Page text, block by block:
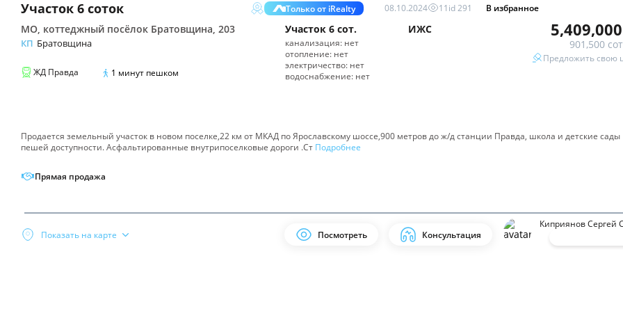
Участок 6 соток
МО, коттеджный посёлок Братовщина, 203
КП Братовщина
ЖД Правда 1 минут пешком
Только от iRealty 08.10.2024 11 id 291 В избранное
Участок 6 сот. ИЖС
канализация: нет
отопление: нет
электричество: нет
водоснабжение: нет
5,409,000
901,500
Предложить свою
Продается земельный участок в новом поселке,22 км от МКАД по Ярославскому шоссе,900 метров до ж/д станции Правда, школа и детские сады
пешей доступности. Асфальтированные внутрипоселковые дороги .Ст Подробнее
Прямая продажа
Показать на карте Посмотреть Консультация
Киприянов Сергей
по
карте
Инфраструктура